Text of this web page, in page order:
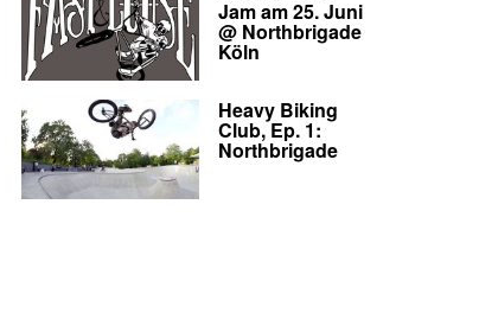
Jam am 25. Juni
@ Northbrigade
Köln
Heavy Biking
Club, Ep. 1:
Northbrigade